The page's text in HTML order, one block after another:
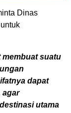
Dinas
membuat suatu
dapat
agar
utama